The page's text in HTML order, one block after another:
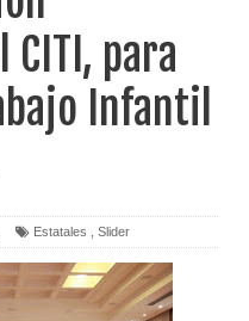
para
Infantil
Estatales Slider